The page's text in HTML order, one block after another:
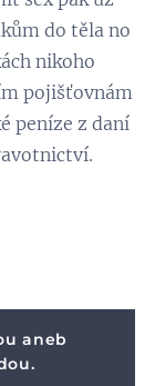
do těla no
nikoho
pojišťovnám
peníze z daní
aneb